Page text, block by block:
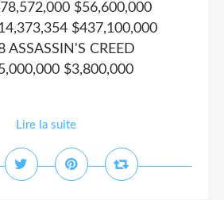
$56,600,000
$437,100,000
ASSASSIN'S CREED
$3,800,000
Lire la suite